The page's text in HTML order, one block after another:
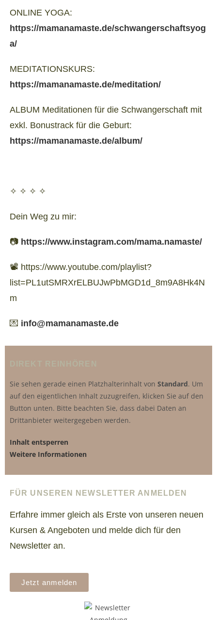
ONLINE YOGA:
https://mamanamaste.de/schwangerschaftsyog
a/
MEDITATIONSKURS:
https://mamanamaste.de/meditation/
ALBUM Meditationen für die Schwangerschaft mit
exkl. Bonustrack für die Geburt:
https://mamanamaste.de/album/
✧ ✧ ✧ ✧
Dein Weg zu mir:
📷 https://www.instagram.com/mama.namaste/
📽️ https://www.youtube.com/playlist?
list=PL1utSMRXrELBUJwPbMGD1d_8m9A8Hk4N
m
💌 info@mamanamaste.de
Sie sehen gerade einen Platzhalterinhalt von Standard. Um
auf den eigentlichen Inhalt zuzugreifen, klicken Sie auf den
Button unten. Bitte beachten Sie, dass dabei Daten an
Drittanbieter weitergegeben werden.
Inhalt entsperren
Weitere Informationen
FÜR UNSEREN NEWSLETTER ANMELDEN
Erfahre immer gleich als Erste von unseren neuen
Kursen & Angeboten und melde dich für den
Newsletter an.
Jetzt anmelden